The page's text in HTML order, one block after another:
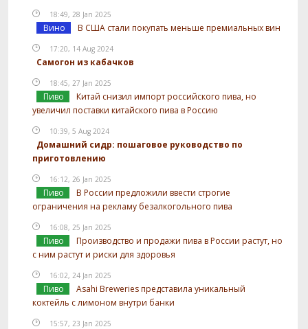
18:49, 28 Jan 2025
Вино В США стали покупать меньше премиальных вин
17:20, 14 Aug 2024
Самогон из кабачков
18:45, 27 Jan 2025
Пиво
Китай снизил импорт российского пива, но
увеличил поставки китайского пива в Россию
10:39, 5 Aug 2024
Домашний сидр: пошаговое руководство по
приготовлению
16:12, 26 Jan 2025
Пиво
В России предложили ввести строгие
ограничения на рекламу безалкогольного пива
16:08, 25 Jan 2025
Пиво
Производство и продажи пива в России растут, но
с ним растут и риски для здоровья
16:02, 24 Jan 2025
Пиво
Asahi Breweries представила уникальный
коктейль с лимоном внутри банки
15:57, 23 Jan 2025